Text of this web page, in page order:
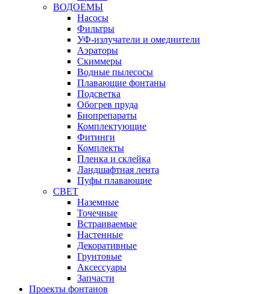
ВОДОЕМЫ
Насосы
Фильтры
УФ-излучатели и омеднители
Аэраторы
Cкиммеры
Водные пылесосы
Плавающие фонтаны
Подсветка
Обогрев пруда
Биопрепараты
Комплектующие
Фитинги
Комплекты
Пленка и склейка
Ландшафтная лента
Пуфы плавающие
СВЕТ
Наземные
Точечные
Встраиваемые
Настенные
Декоративные
Грунтовые
Аксессуары
Запчасти
Проекты фонтанов